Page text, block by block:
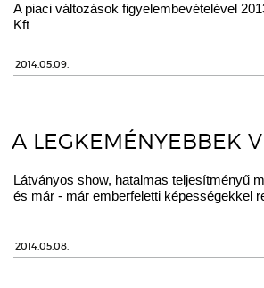
A piaci változások figyelembevételével
Kft
2014.05.09.
A LEGKEMÉNYEBBEK
Látványos show, hatalmas teljesítményű
és már - már emberfeletti képességekkel
2014.05.08.